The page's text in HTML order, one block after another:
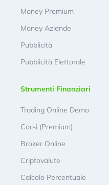
Money Premium
Money Aziende
Pubblicità
Pubblicità Elettorale
Strumenti Finanziari
Trading Online Demo
Corsi (Premium)
Broker Online
Criptovalute
Calcolo Percentuale